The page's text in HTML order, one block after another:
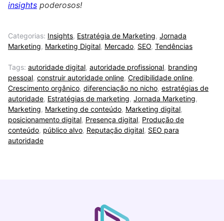
insights poderosos!
Categorias: Insights, Estratégia de Marketing, Jornada
Marketing, Marketing Digital, Mercado, SEO, Tendências
Tags: autoridade digital, autoridade profissional, branding
pessoal, construir autoridade online, Credibilidade online,
Crescimento orgânico, diferenciação no nicho, estratégias de
autoridade, Estratégias de marketing, Jornada Marketing,
Marketing, Marketing de conteúdo, Marketing digital,
posicionamento digital, Presença digital, Produção de
conteúdo, público alvo, Reputação digital, SEO para
autoridade